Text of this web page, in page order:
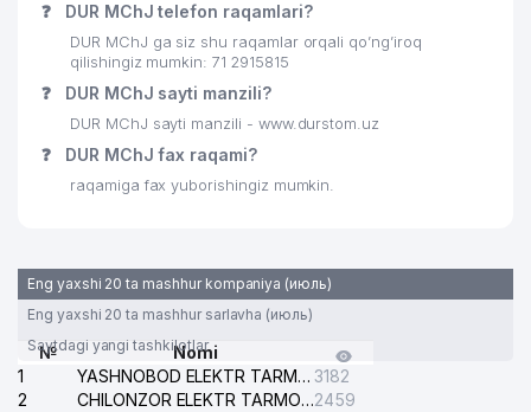
30 IXTIYORJON AVTO MChJ
31 GARDEN PARK MChJ
EAST COLOR PAINT MChJ
33 VBM INJINEERING MChJ
O'ZBEKISTON RESPUBLIKASI
35 SDM POWER MChJ
36 EVERGREEN MOTORS XK MChJ
❓ DUR MChJ telefon raqamlari?
DUR MChJ ga siz shu raqamlar orqali qo’ng’iroq
qilishingiz mumkin: 71 2915815
❓ DUR MChJ sayti manzili?
DUR MChJ sayti manzili - www.durstom.uz
❓ DUR MChJ fax raqami?
raqamiga fax yuborishingiz mumkin.
Eng yaxshi 20 ta mashhur kompaniya (июль)
Eng yaxshi 20 ta mashhur sarlavha (июль)
Saytdagi yangi tashkilotlar
№
Nomi
1
YASHNOBOD ELEKTR TARMOG'I NOSOZLIKLARI XIZMATI 3182
2
CHILONZOR ELEKTR TARMOG'I NOSOZLIK XIZMATI2459